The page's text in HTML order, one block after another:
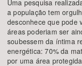
Uma pesquisa
a população tem
desconhece que pode
áreas poderiam ser
soubessem da íntima
energética: 70% da
por uma área